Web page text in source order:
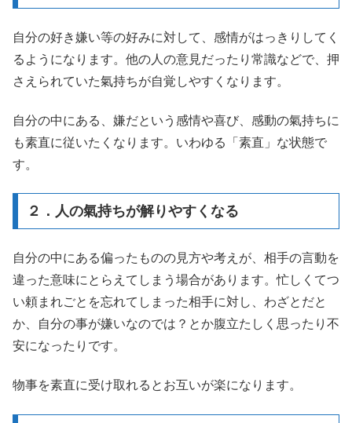
自分の好き嫌い等の好みに対して、感情がはっきりしてく
るようになります。他の人の意見だったり常識などで、押
さえられていた氣持ちが自覚しやすくなります。
自分の中にある、嫌だという感情や喜び、感動の氣持ちに
も素直に従いたくなります。いわゆる「素直」な状態で
す。
２．人の氣持ちが解りやすくなる
自分の中にある偏ったものの見方や考えが、相手の言動を
違った意味にとらえてしまう場合があります。忙しくてつ
い頼まれごとを忘れてしまった相手に対し、わざとだと
か、自分の事が嫌いなのでは？とか腹立たしく思ったり不
安になったりです。
物事を素直に受け取れるとお互いが楽になります。